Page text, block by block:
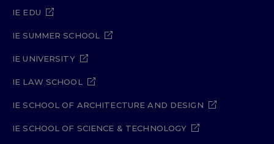
IE EDU
IE SUMMER SCHOOL
IE UNIVERSITY
IE LAW SCHOOL
IE SCHOOL OF ARCHITECTURE AND DESIGN
IE SCHOOL OF SCIENCE & TECHNOLOGY